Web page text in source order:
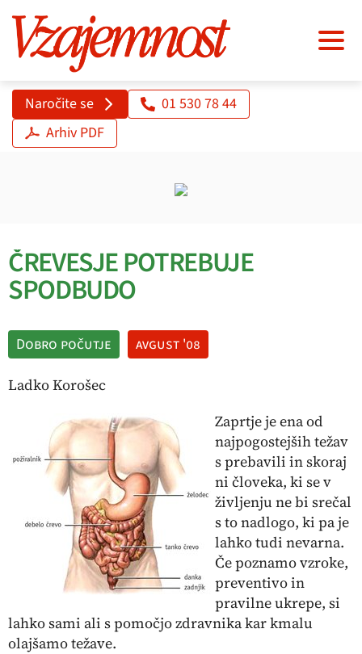
Naročite se
01 530 78 44
Arhiv PDF
ČREVESJE POTREBUJE
SPODBUDO
Dobro počutje
avgust '08
Ladko Korošec
Zaprtje je ena od
najpogostejših težav
s prebavili in skoraj
ni človeka, ki se v
življenju ne bi srečal
s to nadlogo, ki pa je
lahko tudi nevarna.
Če poznamo vzroke,
preventivo in
pravilne ukrepe, si
lahko sami ali s pomočjo zdravnika kar kmalu
olajšamo težave.